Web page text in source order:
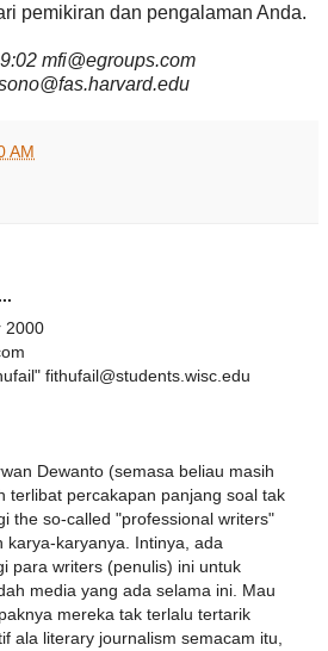
pemikiran dan pengalaman Anda.
mfi@egroups.com
AM
2000
fithufail@students.wisc.edu
Dewanto (semasa beliau masih
terlibat percakapan panjang soal tak
the so-called "professional writers"
karya-karyanya. Intinya, ada
para writers (penulis) ini untuk
media yang ada selama ini. Mau
mereka tak terlalu tertarik
ala literary journalism semacam itu,